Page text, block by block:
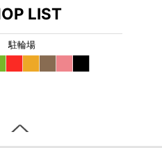
LIST
駐輪場
■■■■■